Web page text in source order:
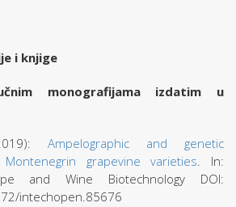
i knjige
monografijama izdatim u
Ampelographic and genetic
grapevine varieties. In:
and Wine Biotechnology DOI:
intechopen.85676